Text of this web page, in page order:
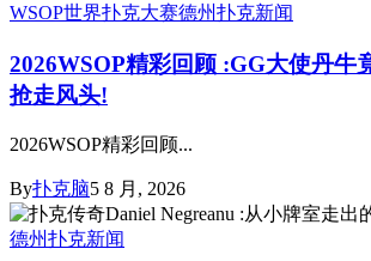
WSOP世界扑克大赛德州扑克新闻
2026WSOP精彩回顾 :GG大使丹牛
抢走风头!
2026WSOP精彩回顾...
By扑克脑5 8 月, 2026
德州扑克新闻